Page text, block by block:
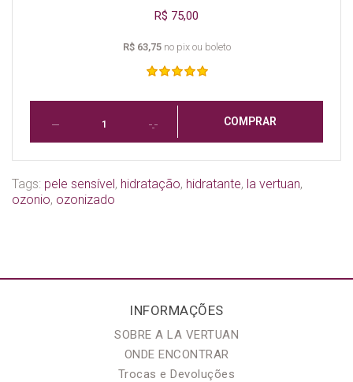
R$ 75,00
R$ 63,75no pix ou boleto
COMPRAR
Tags: pele sensível, hidratação, hidratante, la vertuan,
ozonio, ozonizado
INFORMAÇÕES
SOBRE A LA VERTUAN
ONDE ENCONTRAR
Trocas e Devoluções